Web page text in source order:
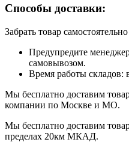
Способы доставки:
Забрать товар
Предупредите
самовывозом.
Время работы складов:
Мы бесплатно доставим
компании по Москве и МО.
Мы бесплатно доставим
пределах 20км МКАД.